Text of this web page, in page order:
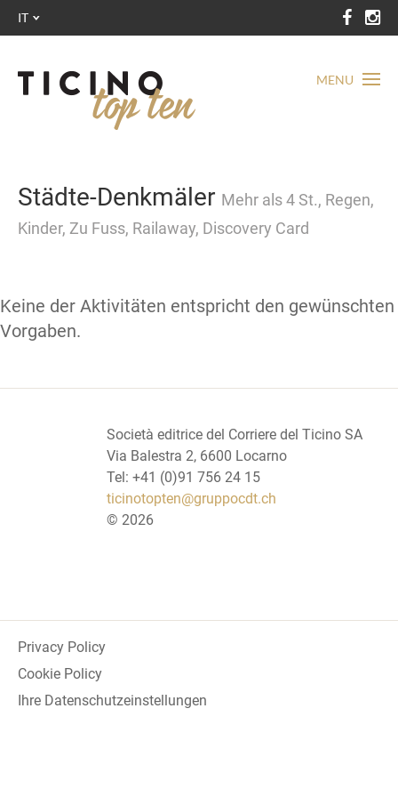
MENU
IT
Städte-Denkmäler Mehr als 4 St., Regen,
Kinder, Zu Fuss, Railaway, Discovery Card
Keine der Aktivitäten entspricht den gewünschten
Vorgaben.
Società editrice del Corriere del Ticino SA
Via Balestra 2, 6600 Locarno
Tel: +41 (0)91 756 24 15
ticinotopten@gruppocdt.ch
© 2026
Privacy Policy
Cookie Policy
Ihre Datenschutzeinstellungen